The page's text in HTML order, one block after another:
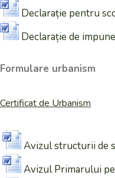
Declarație pentru
Declarație de
Formulare urbanism
Certificat de Urbanism
Avizul structurii de
Avizul Primarului